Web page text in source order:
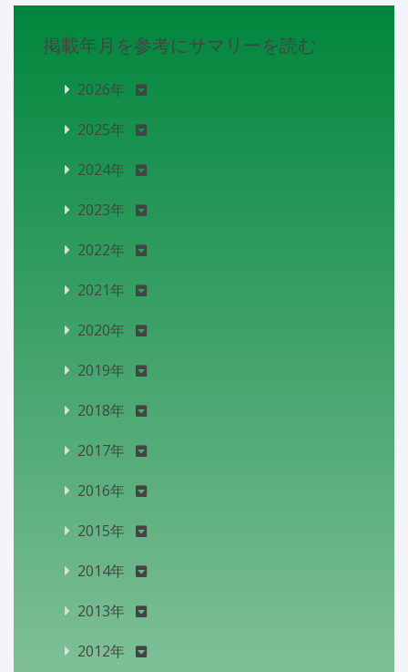
掲載年月を参考にサマリーを読む
2026年
2025年
2024年
2023年
2022年
2021年
2020年
2019年
2018年
2017年
2016年
2015年
2014年
2013年
2012年